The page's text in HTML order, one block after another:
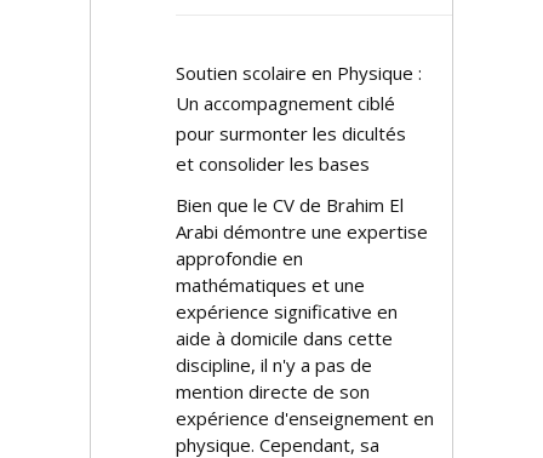
Soutien scolaire en Physique :
Un accompagnement ciblé
pour surmonter les difficultés
et consolider les bases
Bien que le CV de Brahim El
Arabi démontre une expertise
approfondie en
mathématiques et une
expérience significative en
aide à domicile dans cette
discipline, il n'y a pas de
mention directe de son
expérience d'enseignement en
physique. Cependant, sa